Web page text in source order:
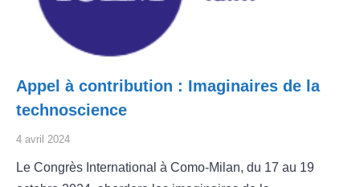
Appel à contribution : Imaginaires de la
technoscience
4 avril 2024
Le Congrès International à Como-Milan, du 17 au 19